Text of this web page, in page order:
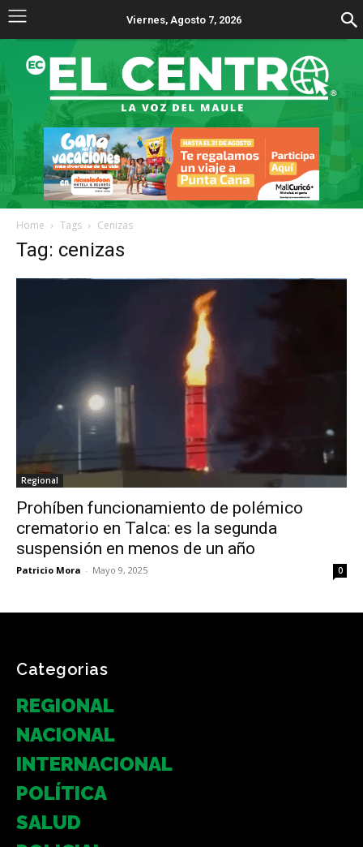
Viernes, Agosto 7, 2026
Home Tags Cenizas
Tag: cenizas
Regional
Prohíben funcionamiento de polémico
crematorio en Talca: es la segunda
suspensión en menos de un año
Patricio Mora - Mayo 9, 2025 0
Categorias
REGIONAL
NACIONAL
INTERNACIONAL
POLÍTICA
SALUD